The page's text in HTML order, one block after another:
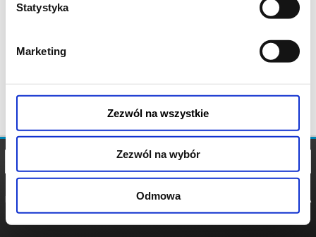
Statystyka
Marketing
Zezwól na wszystkie
Zezwól na wybór
Odmowa
POLITYKA
POLITYKA